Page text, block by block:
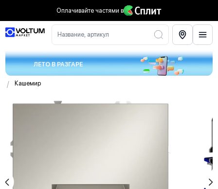
Оплачивайте частями в
Название, артикул
ЛЕТО В РАЗГАРЕ
/ Кашемир